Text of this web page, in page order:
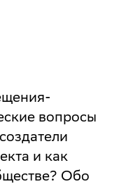
вопросы
и как
Обо